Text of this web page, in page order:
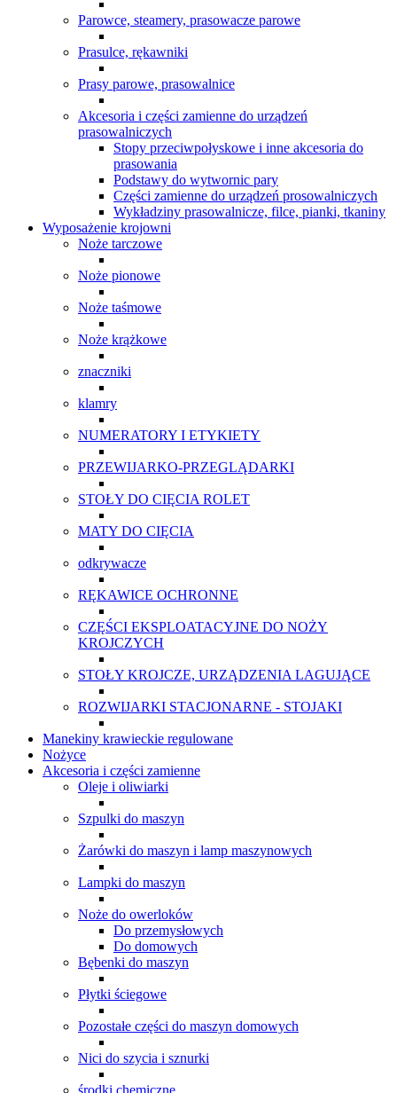
Parowce, steamery, prasowacze parowe
Prasulce, rękawniki
Prasy parowe, prasowalnice
Akcesoria i części zamienne do urządzeń
prasowalniczych
Stopy przeciwpołyskowe i inne akcesoria do
prasowania
Podstawy do wytwornic pary
Części zamienne do urządzeń prosowalniczych
Wykładziny prasowalnicze, filce, pianki, tkaniny
Wyposażenie krojowni
Noże tarczowe
Noże pionowe
Noże taśmowe
Noże krążkowe
znaczniki
klamry
NUMERATORY I ETYKIETY
PRZEWIJARKO-PRZEGLĄDARKI
STOŁY DO CIĘCIA ROLET
MATY DO CIĘCIA
odkrywacze
RĘKAWICE OCHRONNE
CZĘŚCI EKSPLOATACYJNE DO NOŻY
KROJCZYCH
STOŁY KROJCZE, URZĄDZENIA LAGUJĄCE
ROZWIJARKI STACJONARNE - STOJAKI
Manekiny krawieckie regulowane
Nożyce
Akcesoria i części zamienne
Oleje i oliwiarki
Szpulki do maszyn
Żarówki do maszyn i lamp maszynowych
Lampki do maszyn
Noże do owerloków
Do przemysłowych
Do domowych
Bębenki do maszyn
Płytki ściegowe
Pozostałe części do maszyn domowych
Nici do szycia i sznurki
środki chemiczne